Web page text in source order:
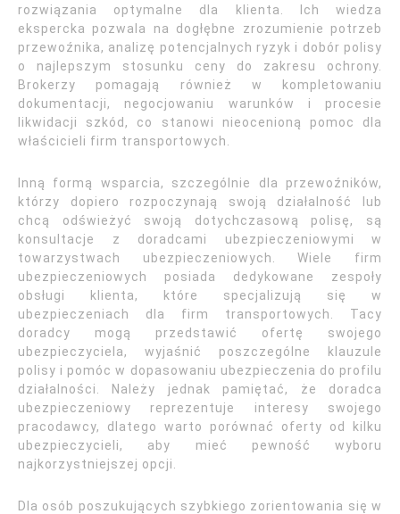
rozwiązania optymalne dla klienta. Ich wiedza
ekspercka pozwala na dogłębne zrozumienie potrzeb
przewoźnika, analizę potencjalnych ryzyk i dobór polisy
o najlepszym stosunku ceny do zakresu ochrony.
Brokerzy pomagają również w kompletowaniu
dokumentacji, negocjowaniu warunków i procesie
likwidacji szkód, co stanowi nieocenioną pomoc dla
właścicieli firm transportowych.
Inną formą wsparcia, szczególnie dla przewoźników,
którzy dopiero rozpoczynają swoją działalność lub
chcą odświeżyć swoją dotychczasową polisę, są
konsultacje z doradcami ubezpieczeniowymi w
towarzystwach ubezpieczeniowych. Wiele firm
ubezpieczeniowych posiada dedykowane zespoły
obsługi klienta, które specjalizują się w
ubezpieczeniach dla firm transportowych. Tacy
doradcy mogą przedstawić ofertę swojego
ubezpieczyciela, wyjaśnić poszczególne klauzule
polisy i pomóc w dopasowaniu ubezpieczenia do profilu
działalności. Należy jednak pamiętać, że doradca
ubezpieczeniowy reprezentuje interesy swojego
pracodawcy, dlatego warto porównać oferty od kilku
ubezpieczycieli, aby mieć pewność wyboru
najkorzystniejszej opcji.
Dla osób poszukujących szybkiego zorientowania się w